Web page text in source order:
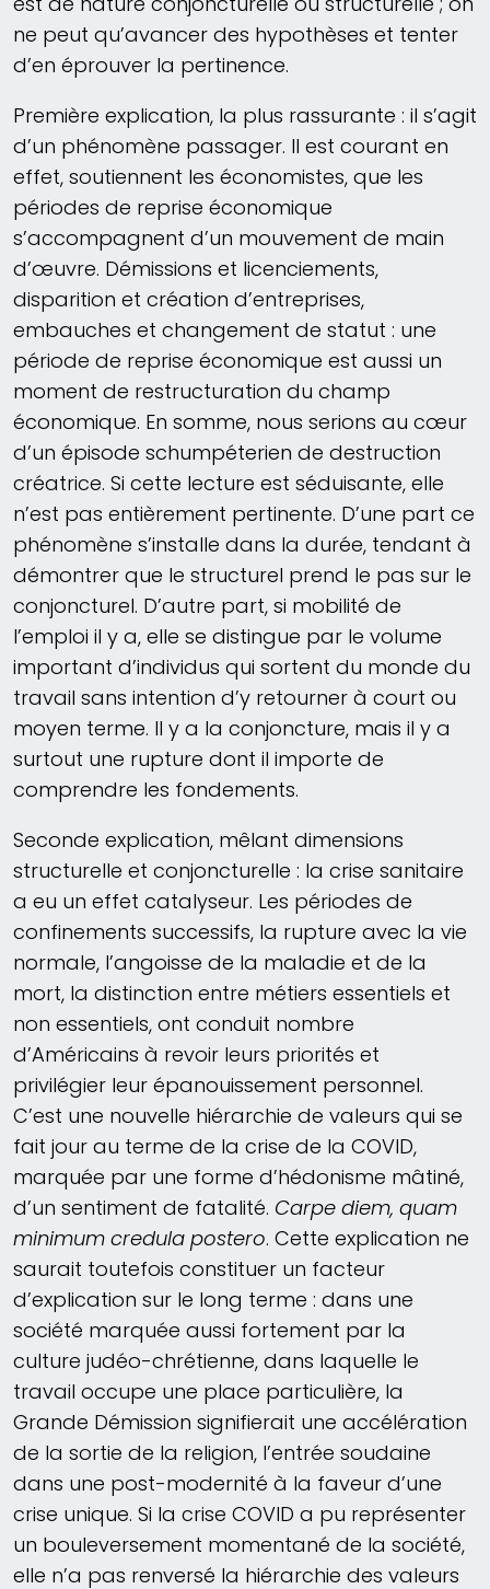
ne peut qu’avancer des hypothèses et tenter
d’en éprouver la pertinence.
Première explication, la plus rassurante : il s’agit
d’un phénomène passager. Il est courant en
effet, soutiennent les économistes, que les
périodes de reprise économique
s’accompagnent d’un mouvement de main
d’œuvre. Démissions et licenciements,
disparition et création d’entreprises,
embauches et changement de statut : une
période de reprise économique est aussi un
moment de restructuration du champ
économique. En somme, nous serions au cœur
d’un épisode schumpéterien de destruction
créatrice. Si cette lecture est séduisante, elle
n’est pas entièrement pertinente. D’une part ce
phénomène s’installe dans la durée, tendant à
démontrer que le structurel prend le pas sur le
conjoncturel. D’autre part, si mobilité de
l’emploi il y a, elle se distingue par le volume
important d’individus qui sortent du monde du
travail sans intention d’y retourner à court ou
moyen terme. Il y a la conjoncture, mais il y a
surtout une rupture dont il importe de
comprendre les fondements.
Seconde explication, mêlant dimensions
structurelle et conjoncturelle : la crise sanitaire
a eu un effet catalyseur. Les périodes de
confinements successifs, la rupture avec la vie
normale, l’angoisse de la maladie et de la
mort, la distinction entre métiers essentiels et
non essentiels, ont conduit nombre
d’Américains à revoir leurs priorités et
privilégier leur épanouissement personnel.
C’est une nouvelle hiérarchie de valeurs qui se
fait jour au terme de la crise de la COVID,
marquée par une forme d’hédonisme mâtiné,
d’un sentiment de fatalité. Carpe diem, quam
minimum credula postero. Cette explication ne
saurait toutefois constituer un facteur
d’explication sur le long terme : dans une
société marquée aussi fortement par la
culture judéo-chrétienne, dans laquelle le
travail occupe une place particulière, la
Grande Démission signifierait une accélération
de la sortie de la religion, l’entrée soudaine
dans une post-modernité à la faveur d’une
crise unique. Si la crise COVID a pu représenter
un bouleversement momentané de la société,
elle n’a pas renversé la hiérarchie des valeurs